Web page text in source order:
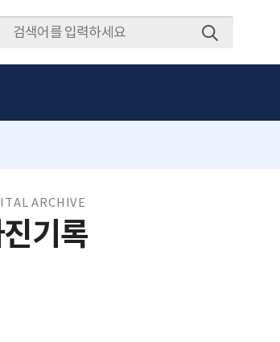
ARCHIVE
기록